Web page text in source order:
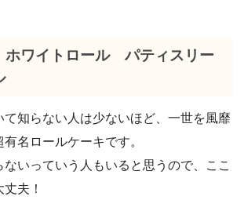
ワイトロール パティスリー
て知らない人は少ないほど、一世を風靡
有名ロールケーキです。
ないっていう人もいると思うので、ここ
夫！